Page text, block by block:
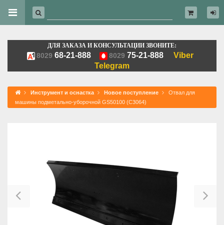
ДЛЯ ЗАКАЗА И КОНСУЛЬТАЦИИ ЗВОНИТЕ:
8029 68-21-888 8029 75-21-888
Viber
Telegram
Инструмент и оснастка Новое поступление
Отвал для
машины подметально-уборочной GS50100 (C3064)
Previous